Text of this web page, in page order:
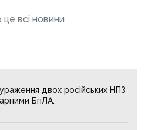
всі новини
двох російських НПЗ
БпЛА.